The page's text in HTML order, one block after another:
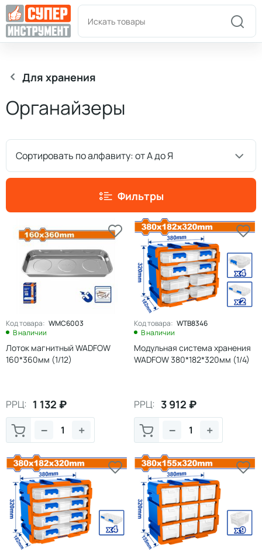
Пн-Пт: 9:00-18:00 +7(978)180-58-58
Для хранения
Органайзеры
Сортировать по алфавиту: от А до Я
Фильтры
Код товара: WMC6003
В наличии
Лоток магнитный WADFOW
160*360мм (1/12)
РРЦ: 1 132 ₽
+
−
Код товара: WTB8346
В наличии
Модульная система хранения
WADFOW 380*182*320мм (1/4)
РРЦ: 3 912 ₽
+
−